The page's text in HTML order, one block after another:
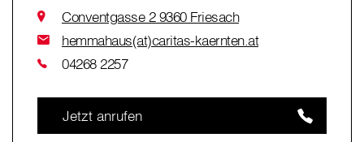
Conventgasse 2 9360 Friesach
hemmahaus(at)caritas-kaernten.at
04268 2257
Jetzt anrufen